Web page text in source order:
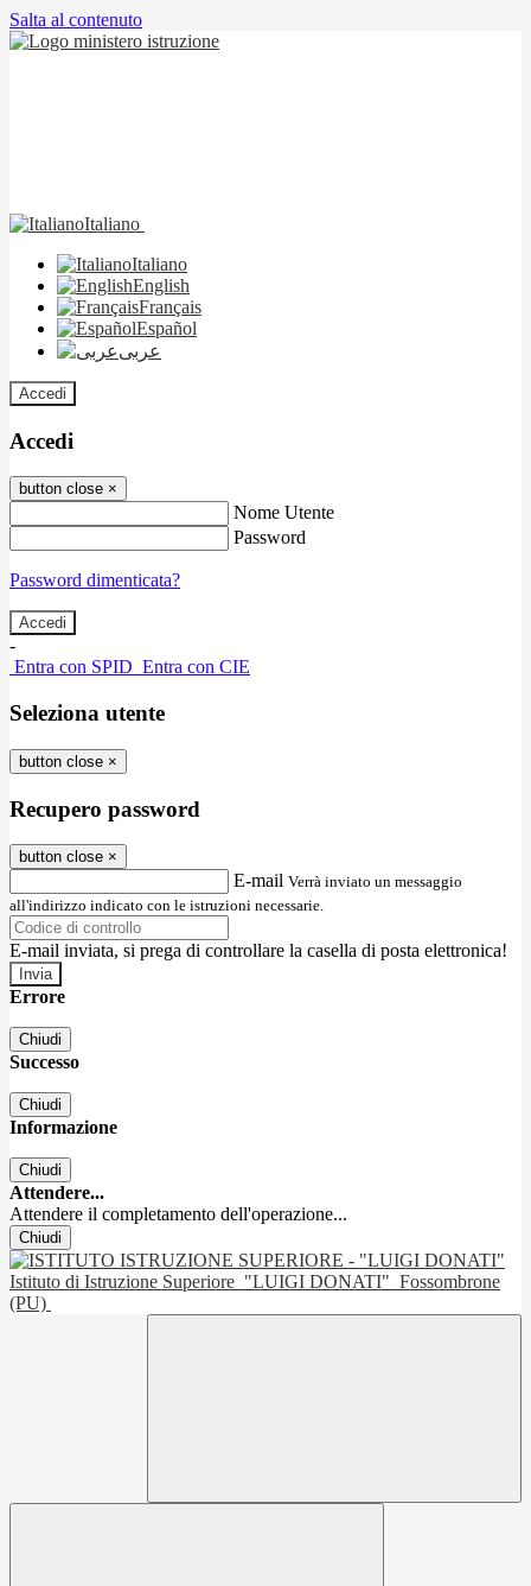
Salta al contenuto
Italiano
Italiano
English
Français
Español
عربى
Accedi
Accedi
button close ×
Nome Utente
Password
Password dimenticata?
-
Entra con SPID Entra con CIE
Seleziona utente
button close ×
Recupero password
button close ×
E-mail Verrà inviato un messaggio
all'indirizzo indicato con le istruzioni necessarie.
E-mail inviata, si prega di controllare la casella di posta elettronica!
Errore
Chiudi
Successo
Chiudi
Informazione
Chiudi
Attendere...
Attendere il completamento dell'operazione...
Chiudi
Istituto di Istruzione Superiore "LUIGI DONATI" Fossombrone
(PU)